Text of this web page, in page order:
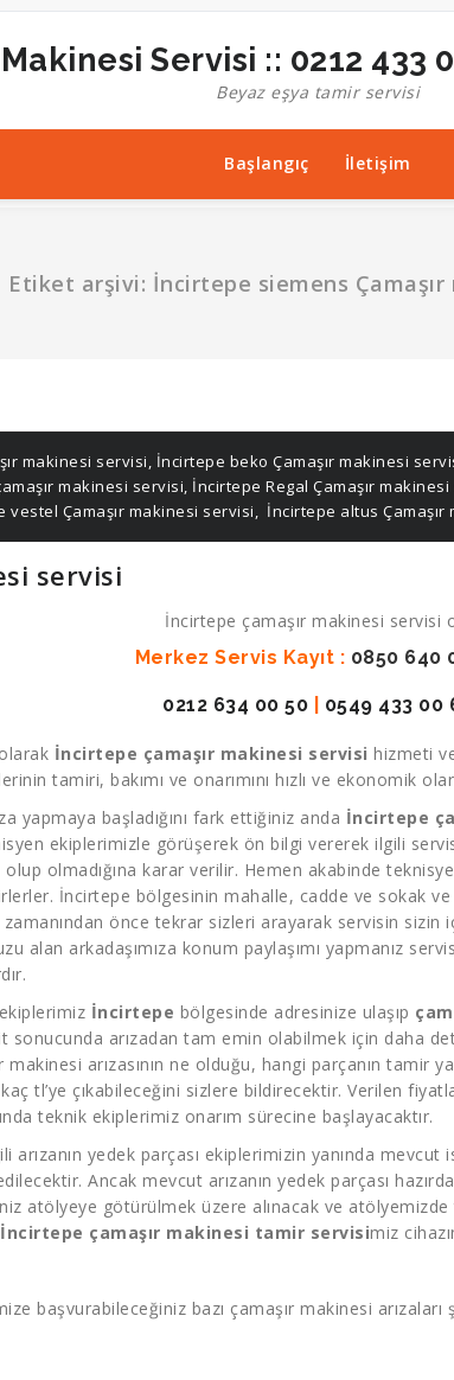
Makinesi Servisi :: 0212 433
Beyaz eşya tamir servisi
Başlangıç İletişim
Etiket arşivi: İncirtepe siemens Çamaşır
makinesi servisi, İncirtepe beko Çamaşır makinesi
makinesi servisi, İncirtepe Regal Çamaşır
vestel Çamaşır makinesi servisi, İncirtepe altus
servisi
İncirtepe çamaşır makinesi servisi
Merkez Servis Kayıt : 0850 640
0212 634 00 50 0549 433 00
İncirtepe çamaşır makinesi servisi hizmeti
tamiri, bakımı ve onarımını hızlı ve ekonomik
yapmaya başladığını fark ettiğiniz anda İncirtepe
ekiplerimizle görüşerek ön bilgi vererek ilgili
olmadığına karar verilir. Hemen akabinde
İncirtepe bölgesinin mahalle, cadde ve sokak
önce tekrar sizleri arayarak servisin sizin
alan arkadaşımıza konum paylaşımı yapmanız
İncirtepe bölgesinde adresinize ulaşıp
sonucunda arızadan tam emin olabilmek için daha
makinesi arızasının ne olduğu, hangi parçanın
tl’ye çıkabileceğini sizlere bildirecektir. Verilen
teknik ekiplerimiz onarım sürecine başlayacaktır.
arızanın yedek parçası ekiplerimizin yanında
Ancak mevcut arızanın yedek parçası
atölyeye götürülmek üzere alınacak ve
İncirtepe çamaşır makinesi tamir servisimiz
başvurabileceğiniz bazı çamaşır makinesi arızaları